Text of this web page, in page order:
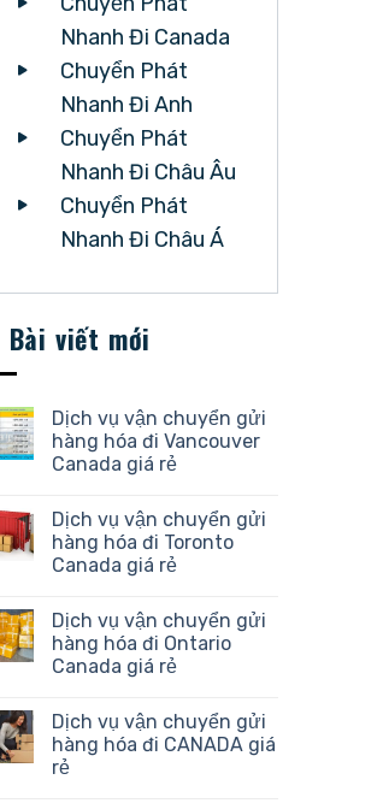
Nhanh Đi Canada
Chuyển Phát
Nhanh Đi Anh
Chuyển Phát
Nhanh Đi Châu Âu
Chuyển Phát
Nhanh Đi Châu Á
Bài viết mới
Dịch vụ vận chuyển gửi
hàng hóa đi Vancouver
Canada giá rẻ
Dịch vụ vận chuyển gửi
hàng hóa đi Toronto
Canada giá rẻ
Dịch vụ vận chuyển gửi
hàng hóa đi Ontario
Canada giá rẻ
Dịch vụ vận chuyển gửi
hàng hóa đi CANADA giá
rẻ